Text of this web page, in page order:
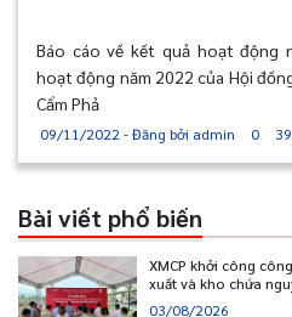
Báo cáo về kết quả hoạt động
hoạt động năm 2022 của Hội
Cẩm Phả
09/11/2022 - Đăng bởi admin 0
Bài viết phổ biến
XMCP khởi công
xuất và kho chứa
03/08/2026